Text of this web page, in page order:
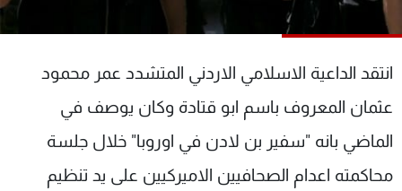
انتقد الداعية الاسلامي الاردني المتشدد عمر محمود
عثمان المعروف باسم ابو قتادة وكان يوصف في
الماضي بانه "سفير بن لادن في اوروبا" خلال جلسة
محاكمته اعدام الصحافيين الاميركيين على يد تنظيم
شاهد البرامج
عن MTV
الإنـتـاج
لاعلاناتكم
وظائف
تواصل معنا
شروط الإسـتخدام
سياسة الخصوصية